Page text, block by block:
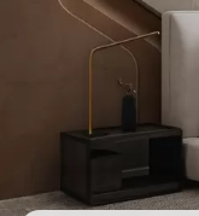
725.00435.00Kr/
Peel and Stick
540 .00 Kr /